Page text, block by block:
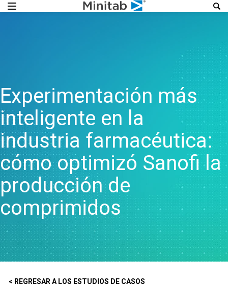
Experimentación más
inteligente en la
industria farmacéutica:
cómo optimizó Sanofi la
producción de
comprimidos
< REGRESAR A LOS ESTUDIOS DE CASOS